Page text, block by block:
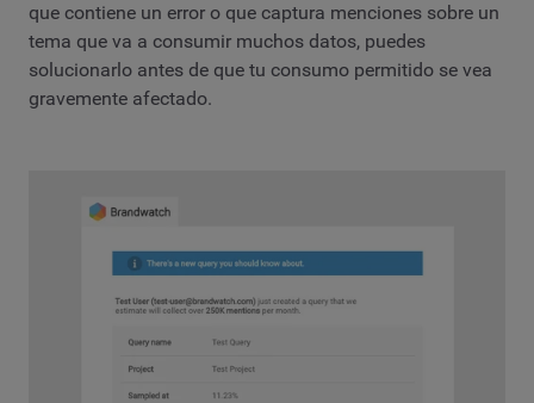
que contiene un error o que captura menciones sobre un
tema que va a consumir muchos datos, puedes
solucionarlo antes de que tu consumo permitido se vea
gravemente afectado.